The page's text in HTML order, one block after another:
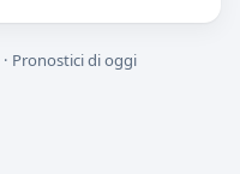
· Pronostici di oggi